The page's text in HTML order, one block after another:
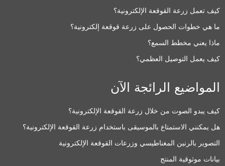
كيف تعمل زرعة القوقعة الإلكترونية؟
ما هي خطوات الحصول على زرعة قوقعة إلكترونية؟
ماذا يعني مخطط السمع؟
كيف يعمل التوصيل العظمي؟
المواضيع الرائجة الآن
كيف يبدو الصوت من خلال زرعة القوقعة الإلكترونية؟
هل يمكنني الاستمتاع بالموسيقى باستخدام زرعة القوقعة الإلكترونية؟
التصوير بالرنين المغناطيسي وزرعات القوقعة الإلكترونية
بيانات موثوقية المنتج